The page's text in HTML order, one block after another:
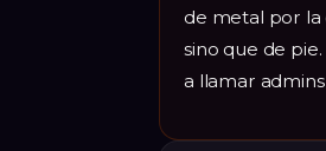
de metal por la
sino que de
a llamar